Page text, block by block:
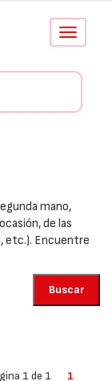
Conmutar
mano,
de las
etc.). Encuentre
1 de 1 1